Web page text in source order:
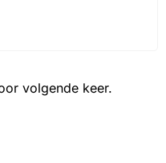
volgende keer.